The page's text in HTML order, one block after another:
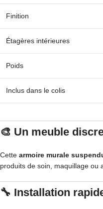
Finition
Étagères intérieures
Poids
Inclus dans le colis
🎨 Un meuble
Cette armoire murale
produits de soin, maquillage ou
🔧 Installation